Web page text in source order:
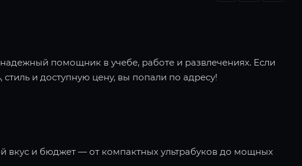
помощник в учебе, работе и развлечениях. Если
и доступную цену, вы попали по адресу!
и бюджет — от компактных ультрабуков до мощных